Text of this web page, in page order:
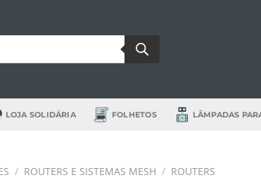
LOJA SOLIDÁRIA FOLHETOS LÂMPADAS
/ ROUTERS E SISTEMAS MESH / ROUTERS